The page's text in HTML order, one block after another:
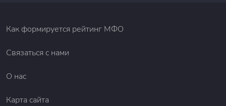
Как формируется рейтинг МФО
Связаться с нами
О нас
Карта сайта